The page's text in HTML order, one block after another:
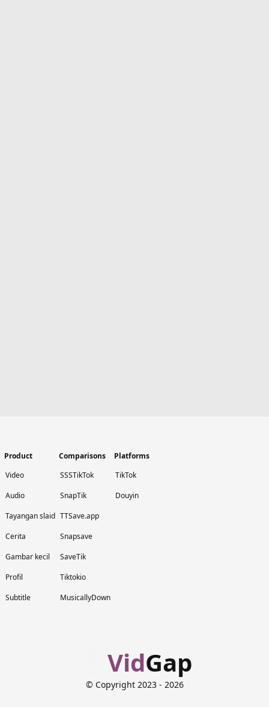
Product
Video
Audio
Tayangan slaid
Cerita
Gambar kecil
Profil
Subtitle
Comparisons
SSSTikTok
SnapTik
TTSave.app
Snapsave
SaveTik
Tiktokio
MusicallyDown
Platforms
TikTok
Douyin
VidGap
© Copyright 2023 - 2026